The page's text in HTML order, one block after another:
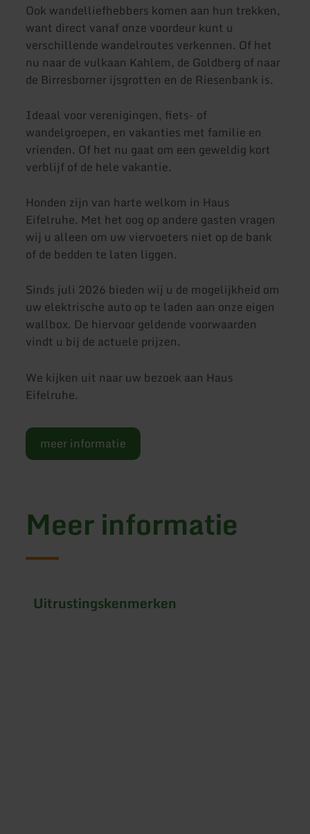
Ook wandelliefhebbers komen aan hun trekken,
want direct vanaf onze voordeur kunt u
verschillende wandelroutes verkennen. Of het
nu naar de vulkaan Kahlem, de Goldberg of naar
de Birresborner ijsgrotten en de Riesenbank is.
Ideaal voor verenigingen, fiets- of
wandelgroepen, en vakanties met familie en
vrienden. Of het nu gaat om een geweldig kort
verblijf of de hele vakantie.
Honden zijn van harte welkom in Haus
Eifelruhe. Met het oog op andere gasten vragen
wij u alleen om uw viervoeters niet op de bank
of de bedden te laten liggen.
Sinds juli 2026 bieden wij u de mogelijkheid om
uw elektrische auto op te laden aan onze eigen
wallbox. De hiervoor geldende voorwaarden
vindt u bij de actuele prijzen.
We kijken uit naar uw bezoek aan Haus
Eifelruhe.
meer informatie
Meer informatie
Uitrustingskenmerken